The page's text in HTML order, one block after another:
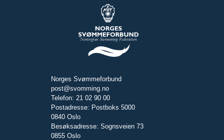
Norges Svømmeforbund
post@svomming.no
Telefon: 21 02 90 00
Postadresse: Postboks 5000
0840 Oslo
Besøksadresse: Sognsveien 73
0855 Oslo